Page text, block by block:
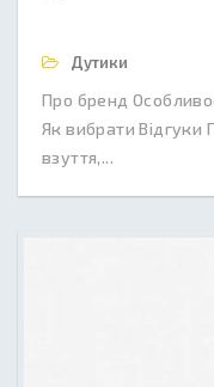
Дутики
Про бренд
Як вибрати Відгуки
взуття,...